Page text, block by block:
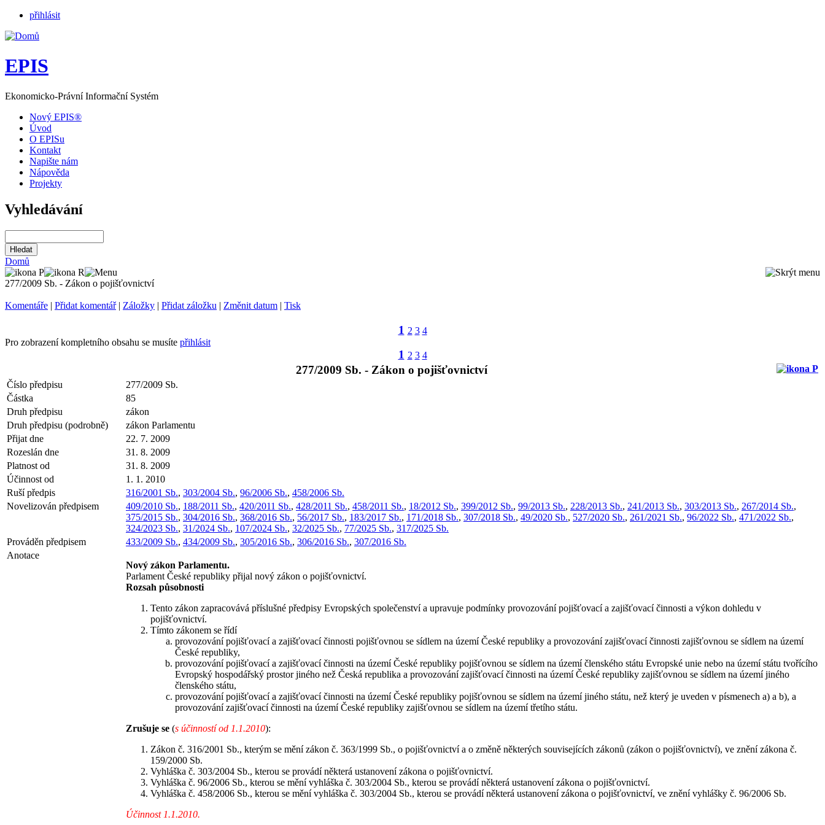
přihlásit
EPIS
Ekonomicko-Právní Informační Systém
Nový EPIS®
Úvod
O EPISu
Kontakt
Napište nám
Nápověda
Projekty
Vyhledávání
Domů
277/2009 Sb. - Zákon o pojišťovnictví
Komentáře | Přidat komentář| Záložky | Přidat záložku | Změnit datum | Tisk
1 2 3 4
Pro zobrazení kompletního obsahu se musíte přihlásit
1 2 3 4
277/2009 Sb. - Zákon o pojišťovnictví
Číslo předpisu
277/2009 Sb.
Částka
85
Druh předpisu
zákon
Druh předpisu (podrobně)
zákon Parlamentu
Přijat dne
22. 7. 2009
Rozeslán dne
31. 8. 2009
Platnost od
31. 8. 2009
Účinnost od
1. 1. 2010
Ruší předpis
316/2001 Sb., 303/2004 Sb., 96/2006 Sb., 458/2006 Sb.
Novelizován předpisem
409/2010 Sb., 188/2011 Sb., 420/2011 Sb., 428/2011 Sb., 458/2011 Sb., 18/2012 Sb., 399/2012 Sb., 99/2013 Sb., 228/2013 Sb., 241/2013 Sb., 303/2013 Sb., 267/2014 Sb.,
375/2015 Sb., 304/2016 Sb., 368/2016 Sb., 56/2017 Sb., 183/2017 Sb., 171/2018 Sb., 307/2018 Sb., 49/2020 Sb., 527/2020 Sb., 261/2021 Sb., 96/2022 Sb., 471/2022 Sb.,
324/2023 Sb., 31/2024 Sb., 107/2024 Sb., 32/2025 Sb., 77/2025 Sb., 317/2025 Sb.
Prováděn předpisem
433/2009 Sb., 434/2009 Sb., 305/2016 Sb., 306/2016 Sb., 307/2016 Sb.
Anotace
Nový zákon Parlamentu.
Parlament České republiky přijal nový zákon o pojišťovnictví.
Rozsah působnosti
Tento zákon zapracovává příslušné předpisy Evropských společenství a upravuje podmínky provozování pojišťovací a zajišťovací činnosti a výkon dohledu v
pojišťovnictví.
Tímto zákonem se řídí
provozování pojišťovací a zajišťovací činnosti pojišťovnou se sídlem na území České republiky a provozování zajišťovací činnosti zajišťovnou se sídlem na území
České republiky,
provozování pojišťovací a zajišťovací činnosti na území České republiky pojišťovnou se sídlem na území členského státu Evropské unie nebo na území státu tvořícího
Evropský hospodářský prostor jiného než Česká republika a provozování zajišťovací činnosti na území České republiky zajišťovnou se sídlem na území jiného
členského státu,
provozování pojišťovací a zajišťovací činnosti na území České republiky pojišťovnou se sídlem na území jiného státu, než který je uveden v písmenech a) a b), a
provozování zajišťovací činnosti na území České republiky zajišťovnou se sídlem na území třetího státu.
Zrušuje se (s účinností od 1.1.2010):
Zákon č. 316/2001 Sb., kterým se mění zákon č. 363/1999 Sb., o pojišťovnictví a o změně některých souvisejících zákonů (zákon o pojišťovnictví), ve znění zákona č.
159/2000 Sb.
Vyhláška č. 303/2004 Sb., kterou se provádí některá ustanovení zákona o pojišťovnictví.
Vyhláška č. 96/2006 Sb., kterou se mění vyhláška č. 303/2004 Sb., kterou se provádí některá ustanovení zákona o pojišťovnictví.
Vyhláška č. 458/2006 Sb., kterou se mění vyhláška č. 303/2004 Sb., kterou se provádí některá ustanovení zákona o pojišťovnictví, ve znění vyhlášky č. 96/2006 Sb.
Účinnost 1.1.2010.